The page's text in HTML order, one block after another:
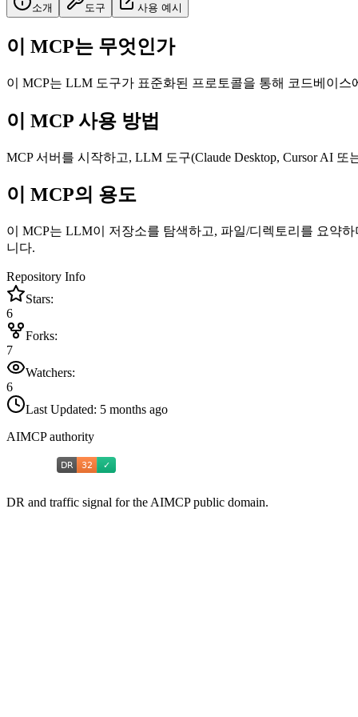
소개 도구 사용 예시
이 MCP는 무엇인가
이 MCP는 LLM 도구가 표준화된 프로토콜을 통해 코드베이
이 MCP 사용 방법
MCP 서버를 시작하고, LLM 도구(Claude Desktop, Cursor AI
이 MCP의 용도
이 MCP는 LLM이 저장소를 탐색하고, 파일/디렉토리를 요약
니다.
Repository Info
Stars:
6
Forks:
7
Watchers:
6
Last Updated: 5 months ago
AIMCP authority
DR and traffic signal for the AIMCP public domain.